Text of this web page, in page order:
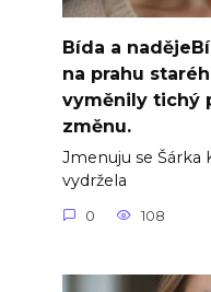
Bída a
na prahu
vyměnily tichý
změnu.
Jmenuju se Šárka
vydržela
0 108